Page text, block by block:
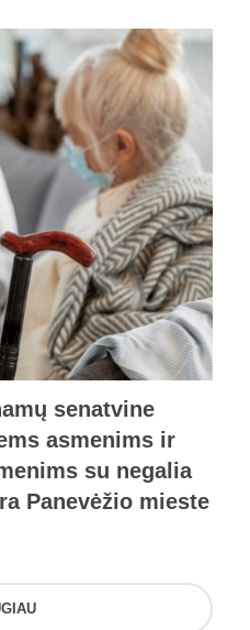
senatvine
asmenims ir
su negalia
Panevėžio mieste